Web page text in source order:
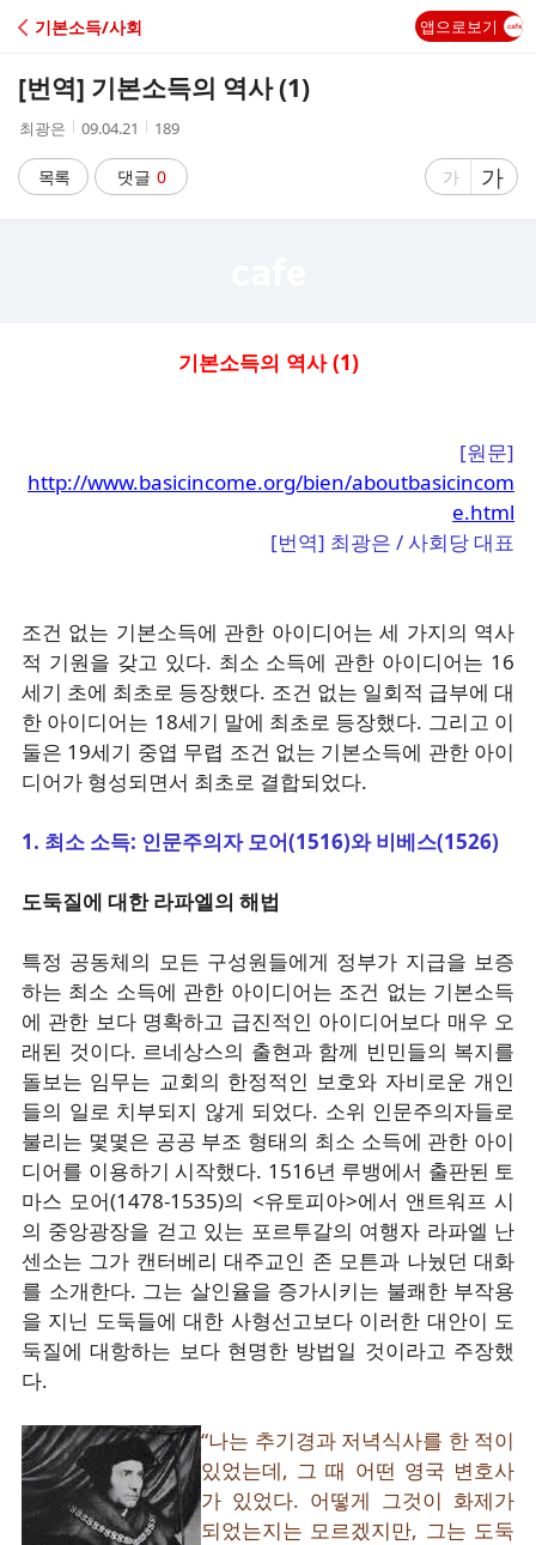
C
A
기본소득/사회 앱으로보기
[번역] 기본소득의 역사 (1)
작
자
최광은
작
시
간
09.04.21
조
수
189
목록 댓글 0
글
가
글
자
가
기본소득의 역사 (1)
[원문]
http://www.basicincome.org/bien/aboutbasicincom
e.html
[번역] 최광은 / 사회당 대표
조건 없는 기본소득에 관한 아이디어는 세 가지의 역사
적 기원을 갖고 있다. 최소 소득에 관한 아이디어는 16
세기 초에 최초로 등장했다. 조건 없는 일회적 급부에 대
한 아이디어는 18세기 말에 최초로 등장했다. 그리고 이
둘은 19세기 중엽 무렵 조건 없는 기본소득에 관한 아이
디어가 형성되면서 최초로 결합되었다.
1. 최소 소득: 인문주의자 모어(1516)와 비베스(1526)
도둑질에 대한 라파엘의 해법
특정 공동체의 모든 구성원들에게 정부가 지급을 보증
하는 최소 소득에 관한 아이디어는 조건 없는 기본소득
에 관한 보다 명확하고 급진적인 아이디어보다 매우 오
래된 것이다. 르네상스의 출현과 함께 빈민들의 복지를
돌보는 임무는 교회의 한정적인 보호와 자비로운 개인
들의 일로 치부되지 않게 되었다. 소위 인문주의자들로
불리는 몇몇은 공공 부조 형태의 최소 소득에 관한 아이
디어를 이용하기 시작했다. 1516년 루뱅에서 출판된 토
마스 모어(1478-1535)의 <유토피아>에서 앤트워프 시
의 중앙광장을 걷고 있는 포르투갈의 여행자 라파엘 난
센소는 그가 캔터베리 대주교인 존 모튼과 나눴던 대화
를 소개한다. 그는 살인율을 증가시키는 불쾌한 부작용
을 지닌 도둑들에 대한 사형선고보다 이러한 대안이 도
둑질에 대항하는 보다 현명한 방법일 것이라고 주장했
다.
“나는 추기경과 저녁식사를 한 적이
있었는데, 그 때 어떤 영국 변호사
가 있었다. 어떻게 그것이 화제가
되었는지는 모르겠지만, 그는 도둑